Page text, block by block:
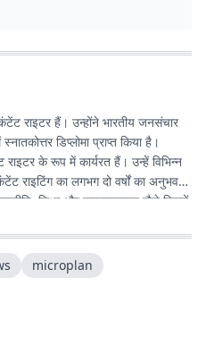
राइटर हैं। उन्होंने भारतीय जनसंचार
डिप्लोमा प्राप्त किया है।
के रूप में कार्यरत हैं। उन्हें विभिन्न
राइटिंग का लगभग दो वर्षों का अनुभव
शिक्षा और लाइफस्टाइल जैसे विषयों
अलावा वे डिजिटल प्लेटफॉर्म के लिए
और अंगिका भाषा में लेखन का भी शौक
वे मानती हैं कि संवेदनशील, तथ्यपरक
सकारात्मक बदलाव का माध्यम बन सकती
microplan